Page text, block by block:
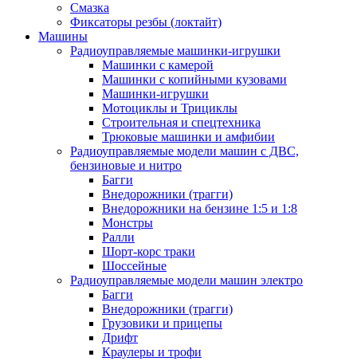
Смазка
Фиксаторы резбы (локтайт)
Машины
Радиоуправляемые машинки-игрушки
Машинки с камерой
Машинки с копийными кузовами
Машинки-игрушки
Мотоциклы и Трициклы
Строительная и спецтехника
Трюковые машинки и амфибии
Радиоуправляемые модели машин с ДВС,
бензиновые и нитро
Багги
Внедорожники (трагги)
Внедорожники на бензине 1:5 и 1:8
Монстры
Ралли
Шорт-корс траки
Шоссейные
Радиоуправляемые модели машин электро
Багги
Внедорожники (трагги)
Грузовики и прицепы
Дрифт
Краулеры и трофи